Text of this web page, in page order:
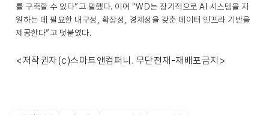
를 구축할 수 있다”고 말했다. 이어 “WD는 장기적으로 AI 시스템을 지
원하는 데 필요한 내구성, 확장성, 경제성을 갖춘 데이터 인프라 기반을
제공한다”고 덧붙였다.
<저작권자(c)스마트앤컴퍼니. 무단전재-재배포금지>